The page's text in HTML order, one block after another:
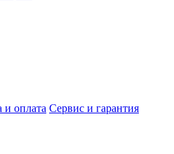
и оплата Сервис и гарантия